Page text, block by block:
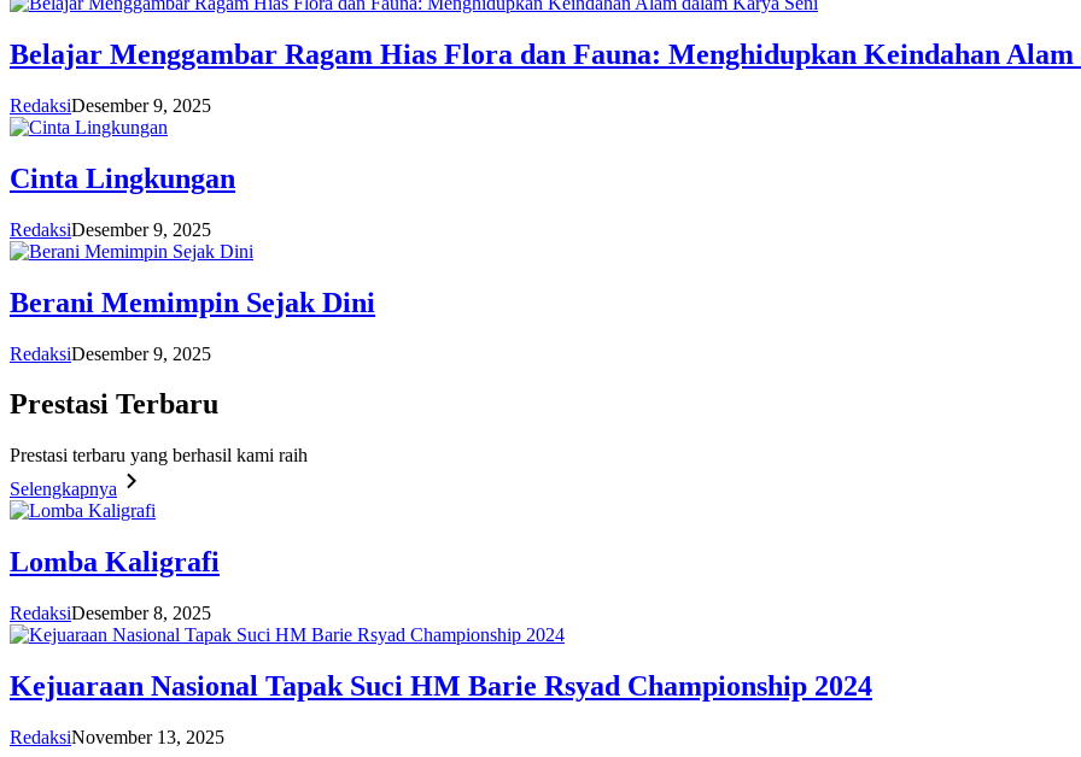
Belajar Menggambar Ragam Hias Flora dan Fauna: Menghidupkan Keindahan
RedaksiDesember 9, 2025
Cinta Lingkungan
RedaksiDesember 9, 2025
Berani Memimpin Sejak Dini
RedaksiDesember 9, 2025
Prestasi Terbaru
Prestasi terbaru yang berhasil kami raih
Selengkapnya
Lomba Kaligrafi
RedaksiDesember 8, 2025
Kejuaraan Nasional Tapak Suci HM Barie Rsyad Championship 2024
RedaksiNovember 13, 2025